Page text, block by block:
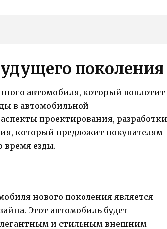
поколения
автомобиля, который воплотит
в автомобильной
проектирования, разработки
который предложит покупателям
время езды.
нового поколения является
Этот автомобиль будет
и стильным внешним